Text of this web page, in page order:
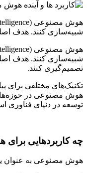
شبیه‌سازی کنند. هدف
شبیه‌سازی کنند. هدف
تصمیم‌گیری کنند.
تکنیک‌های مختلفی برای
هوش مصنوعی در حوزه‌های
توسعه در دنیای فناوری
چه کاربردهایی
هوش مصنوعی به عنوان